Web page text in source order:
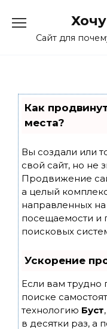
contentСайт для
Как
места?
Вы создали или
свой сайт, но не
Продвижение
а целый
направленных
посещаемости и
поисковых
Ускорение
Если вам трудно
поиске
технологию Буст
в десятки раз, а